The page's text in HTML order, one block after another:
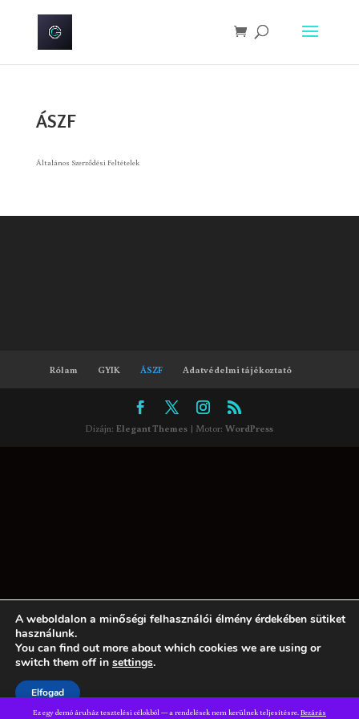
Ez egy demó áruház tesztelési célokból — a rendelések nem kerülnek teljesítésre.Bezárás
ÁSZF
Általános Szerződési Feltételek
Rólam GYIK ÁSZF Adatvédelmi tájékoztató
Dizájn:Elegant Themes | Motor:WordPress
A weboldalon a minőségi felhasználói élmény érdekében sütiket
használunk.
You can find out more about which cookies we are using or
switch them off in settings.
Elfogad